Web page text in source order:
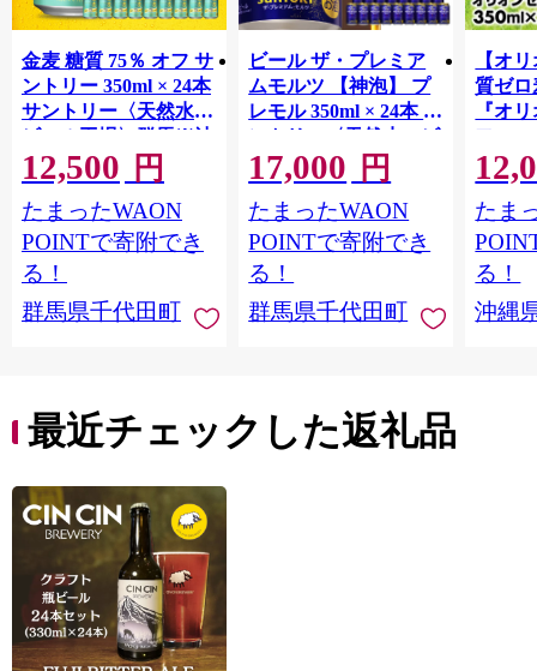
金麦 糖質 75％ オフ サ
ントリー 350ml × 24本
サントリー〈天然水の
ビール工場〉群馬※沖
縄・離島地域へのお届
け不可
12,500 円
たまったWAON
POINTで寄附でき
る！
群馬県千代田町
ビール ザ・プレミア
ムモルツ 【神泡】 プ
レモル 350ml × 24本 サ
ントリー〈天然水のビ
ール工場〉群馬※沖
縄・離島地域へのお届
け不可
17,000 円
たまったWAON
POINTで寄附でき
る！
群馬県千代田町
【オ
質ゼロ
『オ
フ』
泡酒
1ケー
ロ ゼ
麦芽3
化し
すめ
重瀬
たま
る！
沖縄
最近チェックした返礼品